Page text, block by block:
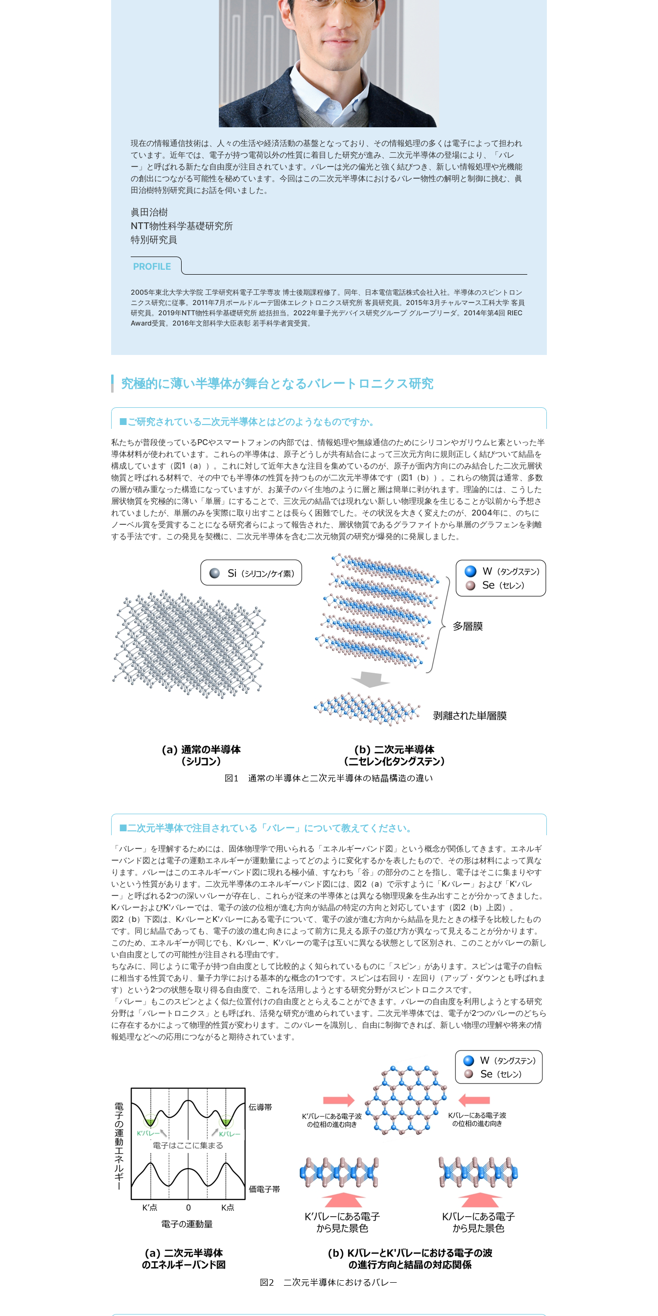
現在の情報通信技術は、人々の生活や経済活動の基盤となっており、その情報処理の多くは電子によって担われ
ています。近年では、電子が持つ電荷以外の性質に着目した研究が進み、二次元半導体の登場により、「バレ
ー」と呼ばれる新たな自由度が注目されています。バレーは光の偏光と強く結びつき、新しい情報処理や光機能
の創出につながる可能性を秘めています。今回はこの二次元半導体におけるバレー物性の解明と制御に挑む、眞
田治樹特別研究員にお話を伺いました。
眞田治樹
NTT物性科学基礎研究所
特別研究員
PROFILE
2005年東北大学大学院 工学研究科電子工学専攻 博士後期課程修了。同年、日本電信電話株式会社入社。半導体のスピントロン
ニクス研究に従事。2011年7月ポールドルーデ固体エレクトロニクス研究所 客員研究員。2015年3月チャルマース工科大学 客員
研究員。2019年NTT物性科学基礎研究所 総括担当。2022年量子光デバイス研究グループ グループリーダ。2014年第4回 RIEC
Award受賞。2016年文部科学大臣表彰 若手科学者賞受賞。
究極的に薄い半導体が舞台となるバレートロニクス研究
■ご研究されている二次元半導体とはどのようなものですか。
私たちが普段使っているPCやスマートフォンの内部では、情報処理や無線通信のためにシリコンやガリウムヒ素といった半
導体材料が使われています。これらの半導体は、原子どうしが共有結合によって三次元方向に規則正しく結びついて結晶を
構成しています（図1（a））。これに対して近年大きな注目を集めているのが、原子が面内方向にのみ結合した二次元層状
物質と呼ばれる材料で、その中でも半導体の性質を持つものが二次元半導体です（図1（b））。これらの物質は通常、多数
の層が積み重なった構造になっていますが、お菓子のパイ生地のように層と層は簡単に剥がれます。理論的には、こうした
層状物質を究極的に薄い「単層」にすることで、三次元の結晶では現れない新しい物理現象を生じることが以前から予想さ
れていましたが、単層のみを実際に取り出すことは長らく困難でした。その状況を大きく変えたのが、2004年に、のちに
ノーベル賞を受賞することになる研究者らによって報告された、層状物質であるグラファイトから単層のグラフェンを剥離
する手法です。この発見を契機に、二次元半導体を含む二次元物質の研究が爆発的に発展しました。
■二次元半導体で注目されている「バレー」について教えてください。
「バレー」を理解するためには、固体物理学で用いられる「エネルギーバンド図」という概念が関係してきます。エネルギ
ーバンド図とは電子の運動エネルギーが運動量によってどのように変化するかを表したもので、その形は材料によって異な
ります。バレーはこのエネルギーバンド図に現れる極小値、すなわち「谷」の部分のことを指し、電子はそこに集まりやす
いという性質があります。二次元半導体のエネルギーバンド図には、図2（a）で示すように「Kバレー」および「K'バレ
ー」と呼ばれる2つの深いバレーが存在し、これらが従来の半導体とは異なる物理現象を生み出すことが分かってきました。
KバレーおよびK'バレーでは、電子の波の位相が進む方向が結晶の特定の方向と対応しています（図2（b）上図）。
図2（b）下図は、KバレーとK'バレーにある電子について、電子の波が進む方向から結晶を見たときの様子を比較したもの
です。同じ結晶であっても、電子の波の進む向きによって前方に見える原子の並び方が異なって見えることが分かります。
このため、エネルギーが同じでも、Kバレー、K'バレーの電子は互いに異なる状態として区別され、このことがバレーの新し
い自由度としての可能性が注目される理由です。
ちなみに、同じように電子が持つ自由度として比較的よく知られているものに「スピン」があります。スピンは電子の自転
に相当する性質であり、量子力学における基本的な概念の1つです。スピンは右回り・左回り（アップ・ダウンとも呼ばれま
す）という2つの状態を取り得る自由度で、これを活用しようとする研究分野がスピントロニクスです。
「バレー」もこのスピンとよく似た位置付けの自由度ととらえることができます。バレーの自由度を利用しようとする研究
分野は「バレートロニクス」とも呼ばれ、活発な研究が進められています。二次元半導体では、電子が2つのバレーのどちら
に存在するかによって物理的性質が変わります。このバレーを識別し、自由に制御できれば、新しい物理の理解や将来の情
報処理などへの応用につながると期待されています。